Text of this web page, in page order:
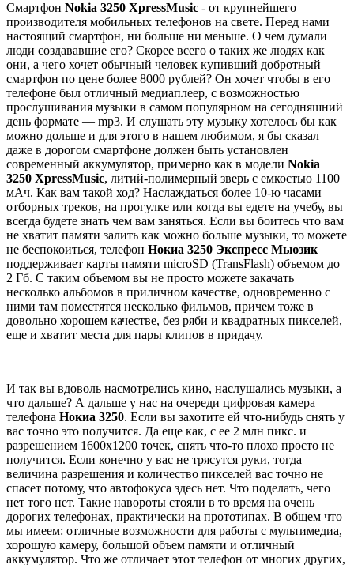
Смартфон Nokia 3250 XpressMusic - от крупнейшего
производителя мобильных телефонов на свете. Перед нами
настоящий смартфон, ни больше ни меньше. О чем думали
люди создававшие его? Скорее всего о таких же людях как
они, а чего хочет обычный человек купивший добротный
смартфон по цене более 8000 рублей? Он хочет чтобы в его
телефоне был отличный медиаплеер, с возможностью
прослушивания музыки в самом популярном на сегодняшний
день формате — mp3. И слушать эту музыку хотелось бы как
можно дольше и для этого в нашем любимом, я бы сказал
даже в дорогом смартфоне должен быть установлен
современный аккумулятор, примерно как в модели Nokia
3250 XpressMusic, литий-полимерный зверь с емкостью 1100
мАч. Как вам такой ход? Наслаждаться более 10-ю часами
отборных треков, на прогулке или когда вы едете на учебу, вы
всегда будете знать чем вам заняться. Если вы боитесь что вам
не хватит памяти залить как можно больше музыки, то можете
не беспокоиться, телефон Нокиа 3250 Экспресс Мьюзик
поддерживает карты памяти microSD (TransFlash) объемом до
2 Гб. С таким объемом вы не просто можете закачать
несколько альбомов в приличном качестве, одновременно с
ними там поместятся несколько фильмов, причем тоже в
довольно хорошем качестве, без ряби и квадратных пикселей,
еще и хватит места для пары клипов в придачу.
И так вы вдоволь насмотрелись кино, наслушались музыки, а
что дальше? А дальше у нас на очереди цифровая камера
телефона Нокиа 3250. Если вы захотите ей что-нибудь снять у
вас точно это получится. Да еще как, с ее 2 млн пикс. и
разрешением 1600x1200 точек, снять что-то плохо просто не
получится. Если конечно у вас не трясутся руки, тогда
величина разрешения и количество пикселей вас точно не
спасет потому, что автофокуса здесь нет. Что поделать, чего
нет того нет. Такие навороты стояли в то время на очень
дорогих телефонах, практически на прототипах. В общем что
мы имеем: отличные возможности для работы с мультимедиа,
хорошую камеру, большой объем памяти и отличный
аккумулятор. Что же отличает этот телефон от многих других,